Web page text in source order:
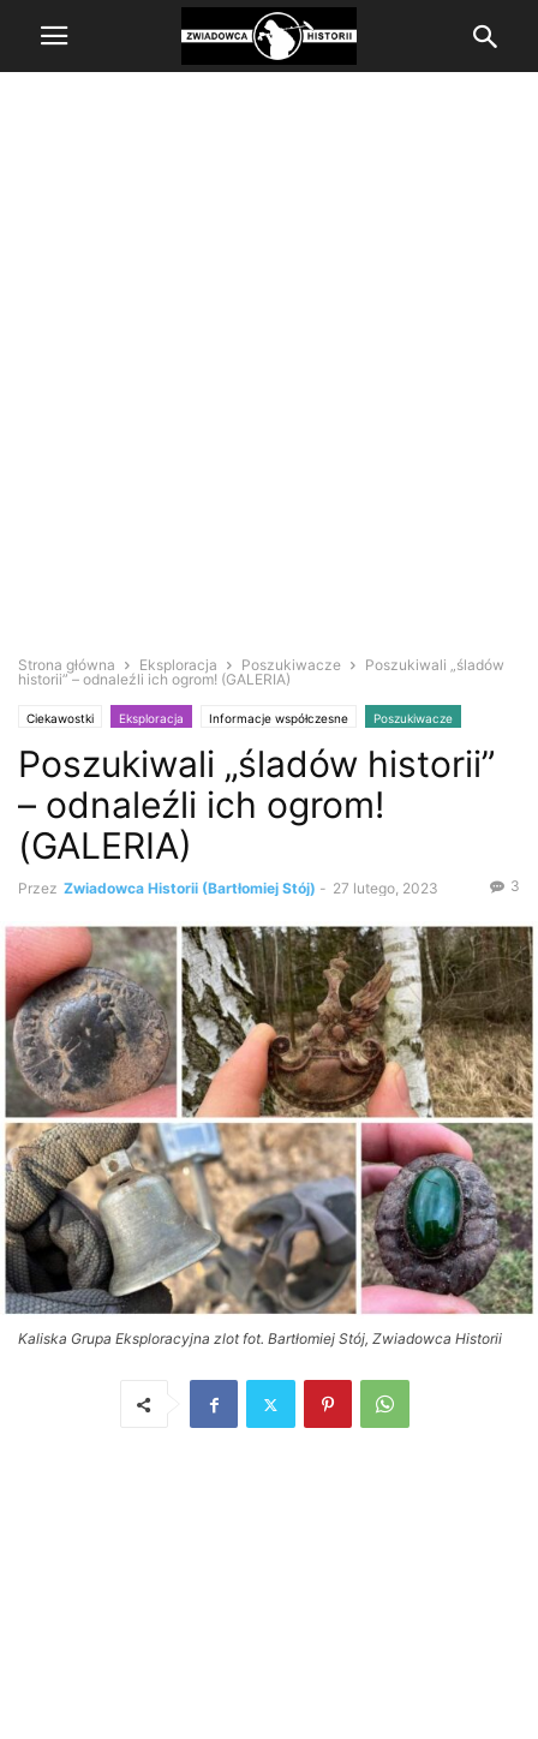
Strona główna Eksploracja Poszukiwacze
Poszukiwali „śladów
historii” – odnaleźli ich ogrom! (GALERIA)
Ciekawostki Eksploracja Informacje współczesne Poszukiwacze
Wykrywacz metali Zabytki i antyki
Poszukiwali „śladów historii”
– odnaleźli ich ogrom!
(GALERIA)
Przez Zwiadowca Historii (Bartłomiej Stój) - 27 lutego, 2023 3
Kaliska Grupa Eksploracyjna zlot fot. Bartłomiej Stój, Zwiadowca Historii